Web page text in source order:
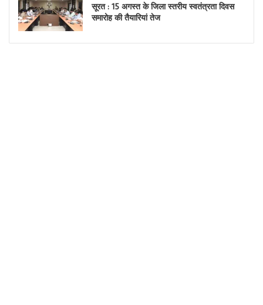
सूरत : 15 अगस्त के जिला स्तरीय स्वतंत्रता दिवस
समारोह की तैयारियां तेज